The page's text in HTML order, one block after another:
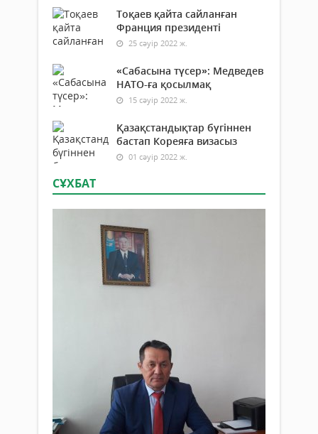
Тоқаев қайта сайланған
Франция президенті
25 сәуір 2022 ж.
«Сабасына түсер»: Медведев
НАТО-ға қосылмақ
15 сәуір 2022 ж.
Қазақстандықтар бүгіннен
бастап Кореяға визасыз
01 сәуір 2022 ж.
СҰХБАТ